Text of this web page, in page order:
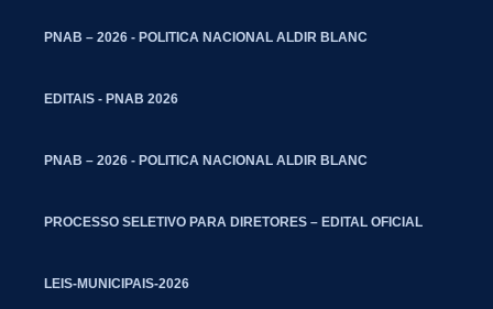
PNAB – 2026 - POLITICA NACIONAL ALDIR BLANC
EDITAIS - PNAB 2026
PNAB – 2026 - POLITICA NACIONAL ALDIR BLANC
PROCESSO SELETIVO PARA DIRETORES – EDITAL OFICIAL
LEIS-MUNICIPAIS-2026